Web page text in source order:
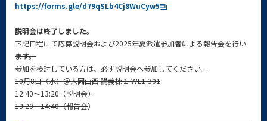
https://forms.gle/d79qSLb4Cj8WuCyw5
説明会は終了しました。
下記日程にて応募説明会および2025年夏派遣参加者による報告会を行い
ます。
参加を検討している方は、必ず説明会へ参加してください。
10月8日（水）＠大岡山西 講義棟１ WL1-301
12:40～13:20（説明会）
13:20～14:40（報告会）